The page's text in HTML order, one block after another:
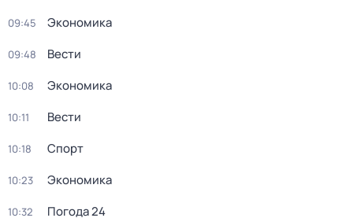
09:45 Экономика
09:48 Вести
10:08 Экономика
10:11 Вести
10:18 Спорт
10:23 Экономика
10:32 Погода 24